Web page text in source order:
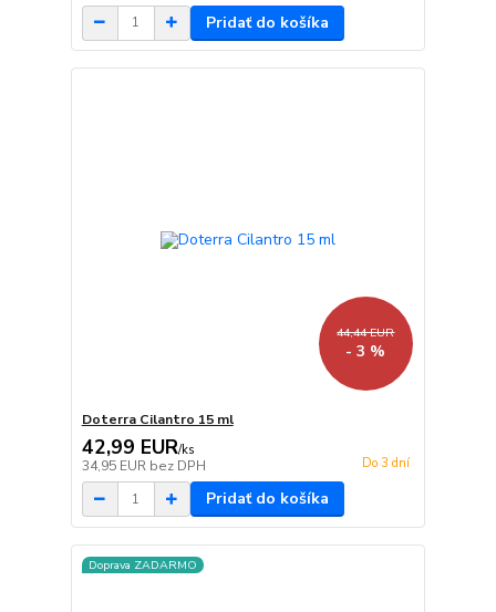
Pridať do košíka
44,44 EUR
- 3 %
Doterra Cilantro 15 ml
42,99 EUR/ks
34,95 EUR bez DPH Do 3 dní
Pridať do košíka
Doprava ZADARMO